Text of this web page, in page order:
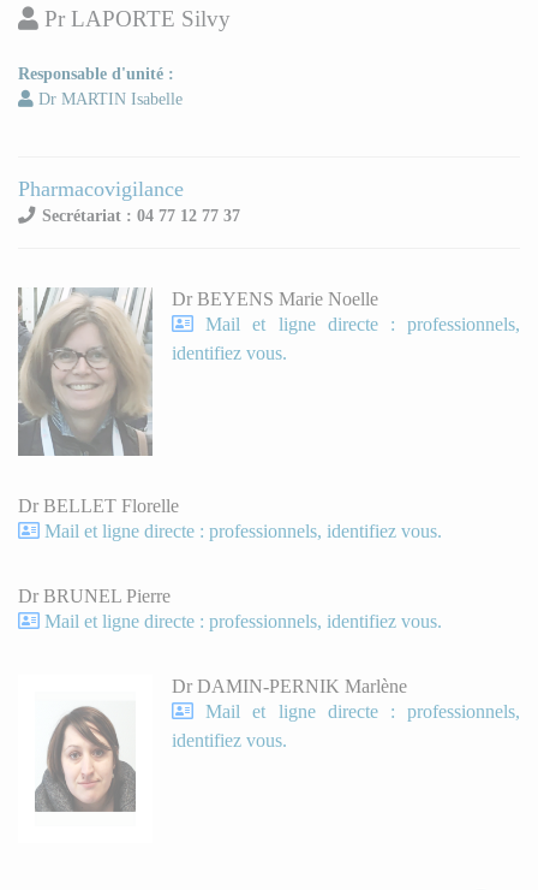
Pr LAPORTE Silvy
Responsable d'unité :
Dr MARTIN Isabelle
Pharmacovigilance
Secrétariat : 04 77 12 77 37
Dr BEYENS Marie Noelle
Mail et ligne directe : professionnels,
identifiez vous.
Dr BELLET Florelle
Mail et ligne directe : professionnels, identifiez vous.
Dr BRUNEL Pierre
Mail et ligne directe : professionnels, identifiez vous.
Dr DAMIN-PERNIK Marlène
Mail et ligne directe : professionnels,
identifiez vous.